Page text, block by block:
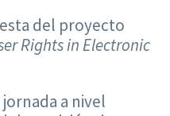
del proyecto
Rights in Electronic
a nivel